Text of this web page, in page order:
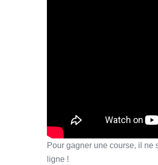
Pour gagner une course, il ne
ligne !